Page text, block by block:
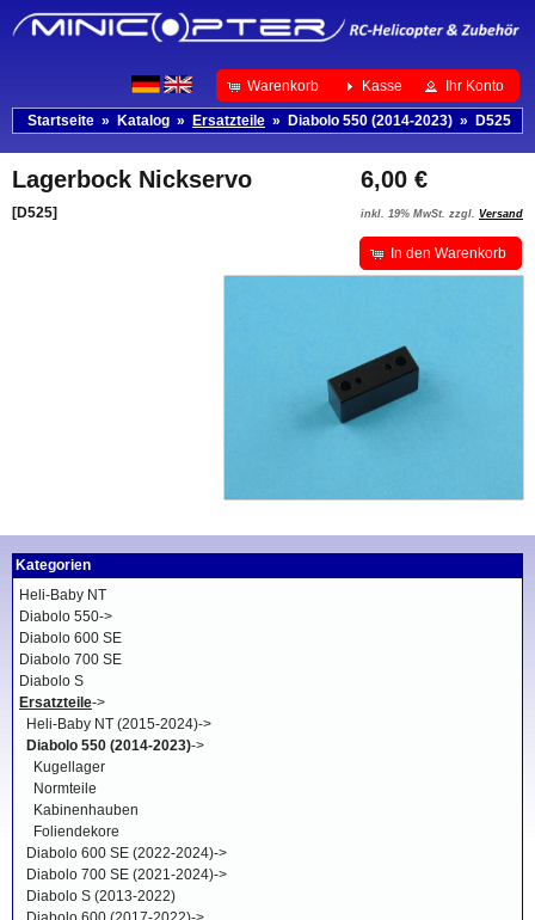
Warenkorb Kasse Ihr Konto
Startseite » Katalog » Ersatzteile » Diabolo 550 (2014-2023) » D525
6,00 €
inkl. 19% MwSt. zzgl. Versand
Lagerbock Nickservo
[D525]
In den Warenkorb
Kategorien
Heli-Baby NT
Diabolo 550->
Diabolo 600 SE
Diabolo 700 SE
Diabolo S
Ersatzteile->
Heli-Baby NT (2015-2024)->
Diabolo 550 (2014-2023)->
Kugellager
Normteile
Kabinenhauben
Foliendekore
Diabolo 600 SE (2022-2024)->
Diabolo 700 SE (2021-2024)->
Diabolo S (2013-2022)